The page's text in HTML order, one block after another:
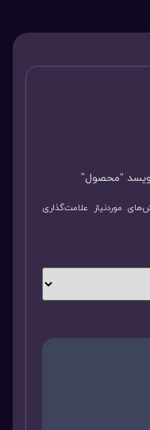
“محصول”
موردنیاز علامت‌گذاری